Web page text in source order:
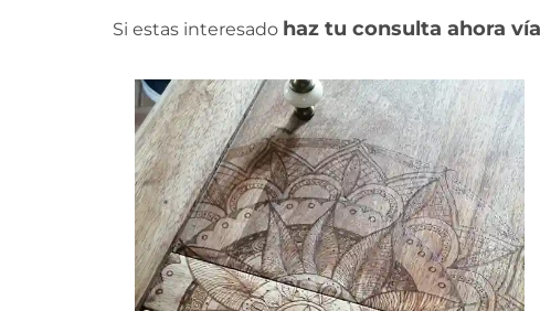
Si estas interesado haz tu consulta ahora